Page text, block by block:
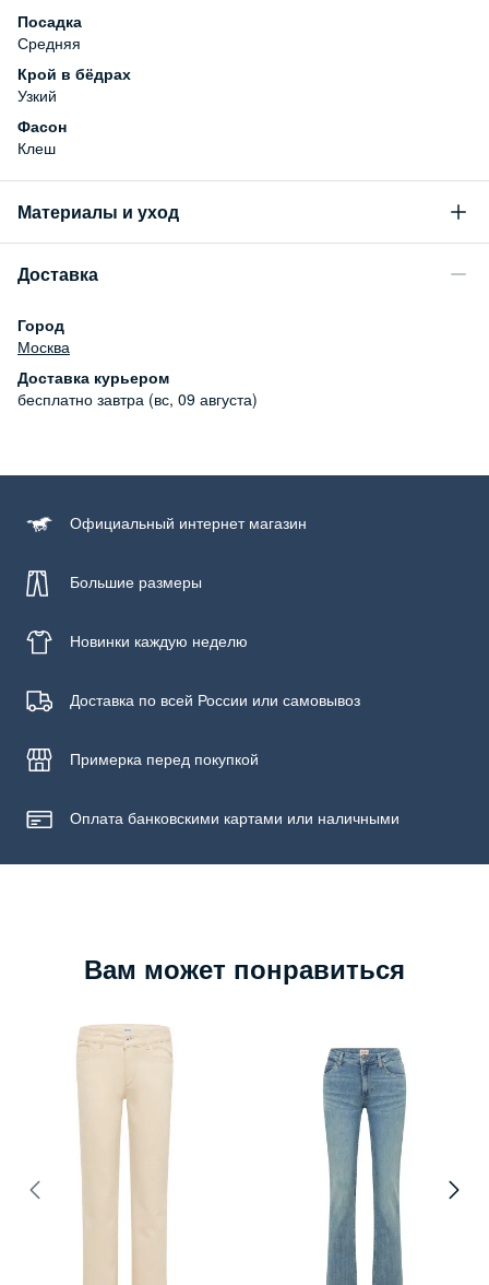
Посадка
Средняя
Крой в бёдрах
Узкий
Фасон
Клеш
Материалы и уход
99% хлопок, 1% эластан
Бережная стирка при температуре не более 30С, химчистка
запрещена, отбеливание запрещено, машинная сушка
запрещена
Доставка
Город
Москва
Доставка курьером
бесплатно завтра (вс, 09 августа)
Официальный интернет магазин
Большие размеры
Новинки каждую неделю
Доставка по всей России или самовывоз
Примерка перед покупкой
Оплата банковскими картами или наличными
Вам может понравиться